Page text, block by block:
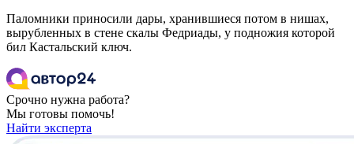
Паломники приносили дары, хранившиеся потом в нишах,
вырубленных в стене скалы Федриады, у подножия которой
бил Кастальский ключ.
Срочно нужна работа?
Мы готовы помочь!
Найти эксперта